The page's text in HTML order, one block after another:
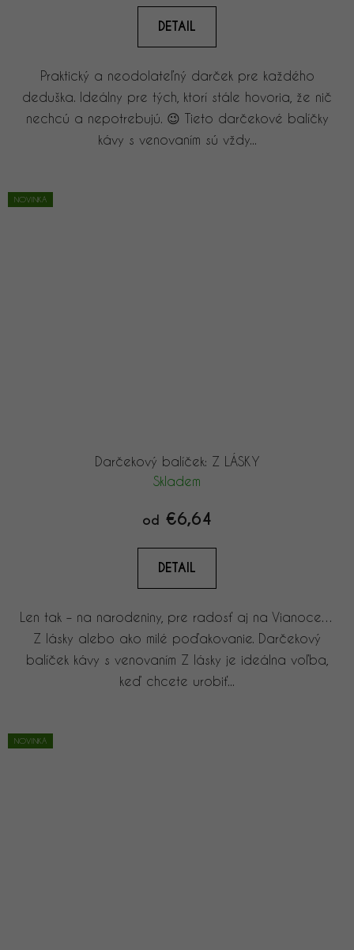
DETAIL
Praktický a neodolateľný darček pre každého
deduška. Ideálny pre tých, ktorí stále hovoria, že nič
nechcú a nepotrebujú. 😉 Tieto darčekové balíčky
kávy s venovaním sú vždy...
NOVINKA
Darčekový balíček: Z LÁSKY
Skladem
od €6,64
DETAIL
Len tak – na narodeniny, pre radosť aj na Vianoce…
Z lásky alebo ako milé poďakovanie. Darčekový
balíček kávy s venovaním Z lásky je ideálna voľba,
keď chcete urobiť...
NOVINKA